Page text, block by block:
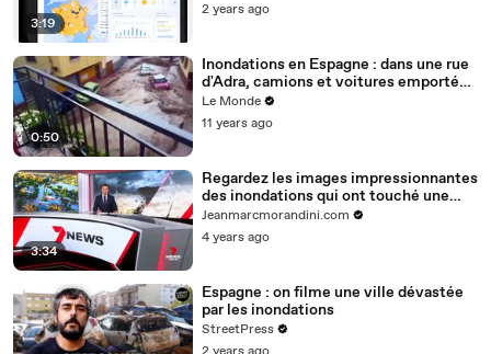
3:19
2 years ago
0:50
Inondations en Espagne : dans une rue
d'Adra, camions et voitures emportés
par les eaux
Le Monde
11 years ago
3:34
Regardez les images impressionnantes
des inondations qui ont touché une
petite ville de l'est de l'Australie - Plus
de 100 personnes sauvées par les
secours - VIDEO
Jeanmarcmorandini.com
4 years ago
Espagne : on filme une ville dévastée
par les inondations
StreetPress